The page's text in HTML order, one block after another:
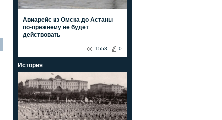
Авиарейс из Омска до Астаны
по-прежнему не будет
действовать
0
1553
История